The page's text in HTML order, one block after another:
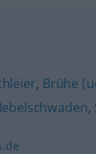
, Brühe
,